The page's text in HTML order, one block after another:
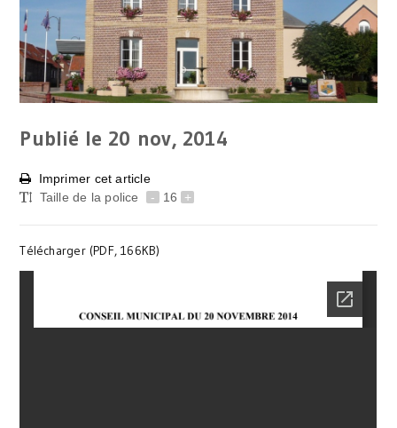
Publié le 20 nov, 2014
Imprimer cet article
Taille de la police
- 16 +
Télécharger (PDF, 166KB)